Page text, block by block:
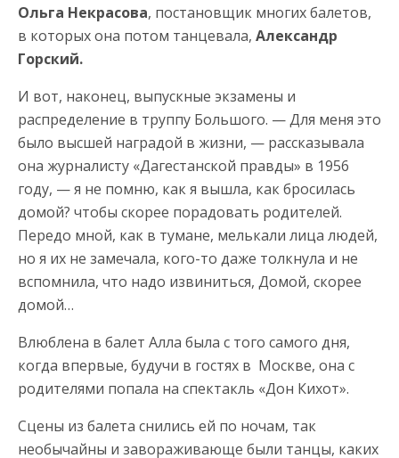
Ольга Некрасова, постановщик многих балетов,
в которых она потом танцевала, Александр
Горский.
И вот, наконец, выпускные экзамены и
распределение в труппу Большого. — Для меня это
было высшей наградой в жизни, — рассказывала
она журналисту «Дагестанской правды» в 1956
году, — я не помню, как я вышла, как бросилась
домой? чтобы скорее порадовать родителей.
Передо мной, как в тумане, мелькали лица людей,
но я их не замечала, кого-то даже толкнула и не
вспомнила, что надо извиниться, Домой, скорее
домой…
Влюблена в балет Алла была с того самого дня,
когда впервые, будучи в гостях в Москве, она с
родителями попала на спектакль «Дон Кихот».
Сцены из балета снились ей по ночам, так
необычайны и завораживающе были танцы, каких